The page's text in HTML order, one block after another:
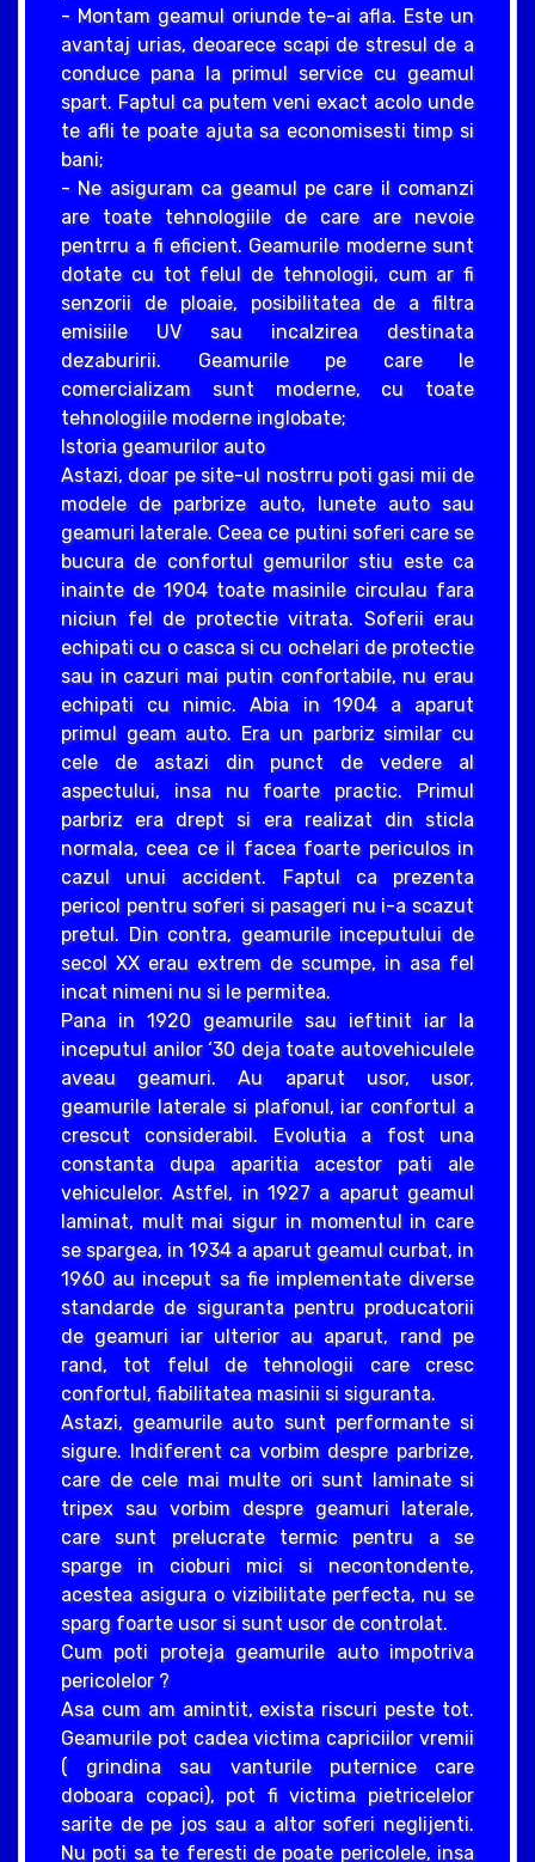
- Montam geamul oriunde te-ai afla. Este un
avantaj urias, deoarece scapi de stresul de a
conduce pana la primul service cu geamul
spart. Faptul ca putem veni exact acolo unde
te afli te poate ajuta sa economisesti timp si
bani;
- Ne asiguram ca geamul pe care il comanzi
are toate tehnologiile de care are nevoie
pentrru a fi eficient. Geamurile moderne sunt
dotate cu tot felul de tehnologii, cum ar fi
senzorii de ploaie, posibilitatea de a filtra
emisiile UV sau incalzirea destinata
dezaburirii. Geamurile pe care le
comercializam sunt moderne, cu toate
tehnologiile moderne inglobate;
Istoria geamurilor auto
Astazi, doar pe site-ul nostrru poti gasi mii de
modele de parbrize auto, lunete auto sau
geamuri laterale. Ceea ce putini soferi care se
bucura de confortul gemurilor stiu este ca
inainte de 1904 toate masinile circulau fara
niciun fel de protectie vitrata. Soferii erau
echipati cu o casca si cu ochelari de protectie
sau in cazuri mai putin confortabile, nu erau
echipati cu nimic. Abia in 1904 a aparut
primul geam auto. Era un parbriz similar cu
cele de astazi din punct de vedere al
aspectului, insa nu foarte practic. Primul
parbriz era drept si era realizat din sticla
normala, ceea ce il facea foarte periculos in
cazul unui accident. Faptul ca prezenta
pericol pentru soferi si pasageri nu i-a scazut
pretul. Din contra, geamurile inceputului de
secol XX erau extrem de scumpe, in asa fel
incat nimeni nu si le permitea.
Pana in 1920 geamurile sau ieftinit iar la
inceputul anilor ‘30 deja toate autovehiculele
aveau geamuri. Au aparut usor, usor,
geamurile laterale si plafonul, iar confortul a
crescut considerabil. Evolutia a fost una
constanta dupa aparitia acestor pati ale
vehiculelor. Astfel, in 1927 a aparut geamul
laminat, mult mai sigur in momentul in care
se spargea, in 1934 a aparut geamul curbat, in
1960 au inceput sa fie implementate diverse
standarde de siguranta pentru producatorii
de geamuri iar ulterior au aparut, rand pe
rand, tot felul de tehnologii care cresc
confortul, fiabilitatea masinii si siguranta.
Astazi, geamurile auto sunt performante si
sigure. Indiferent ca vorbim despre parbrize,
care de cele mai multe ori sunt laminate si
tripex sau vorbim despre geamuri laterale,
care sunt prelucrate termic pentru a se
sparge in cioburi mici si necontondente,
acestea asigura o vizibilitate perfecta, nu se
sparg foarte usor si sunt usor de controlat.
Cum poti proteja geamurile auto impotriva
pericolelor ?
Asa cum am amintit, exista riscuri peste tot.
Geamurile pot cadea victima capriciilor vremii
( grindina sau vanturile puternice care
doboara copaci), pot fi victima pietricelelor
sarite de pe jos sau a altor soferi neglijenti.
Nu poti sa te feresti de poate pericolele, insa